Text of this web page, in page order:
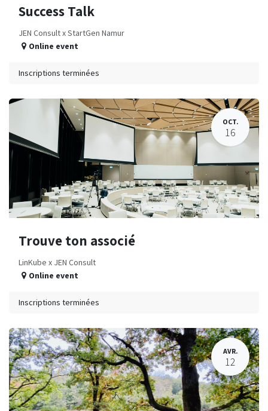
Success Talk
JEN Consult x StartGen Namur
Online event
Inscriptions terminées
OCT.
16
Trouve ton associé
LinKube x JEN Consult
Online event
Inscriptions terminées
AVR.
12